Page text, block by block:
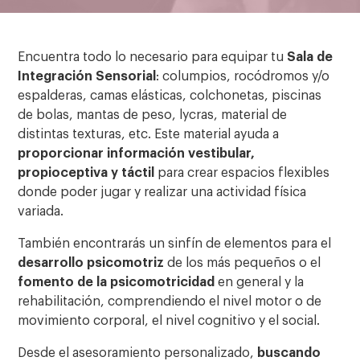
Encuentra todo lo necesario para equipar tu Sala de
Integración Sensorial: columpios, rocódromos y/o
espalderas, camas elásticas, colchonetas, piscinas
de bolas, mantas de peso, lycras, material de
distintas texturas, etc. Este material ayuda a
proporcionar información vestibular,
propioceptiva y táctil para crear espacios flexibles
donde poder jugar y realizar una actividad física
variada.
También encontrarás un sinfín de elementos para el
desarrollo psicomotriz de los más pequeños o el
fomento de la psicomotricidaden general y la
rehabilitación, comprendiendo el nivel motor o de
movimiento corporal, el nivel cognitivo y el social.
Desde el asesoramiento personalizado, buscando